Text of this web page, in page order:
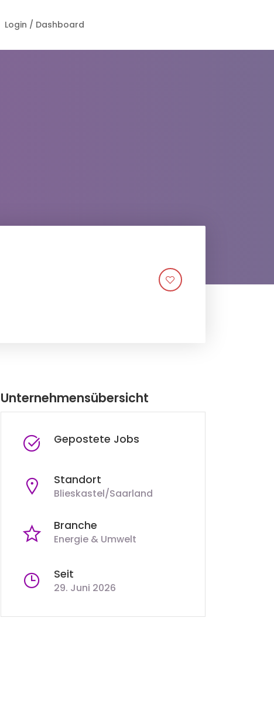
Login / Dashboard
Unternehmensübersicht
Gepostete Jobs
Standort
Blieskastel/Saarland
Branche
Energie & Umwelt
Seit
29. Juni 2026